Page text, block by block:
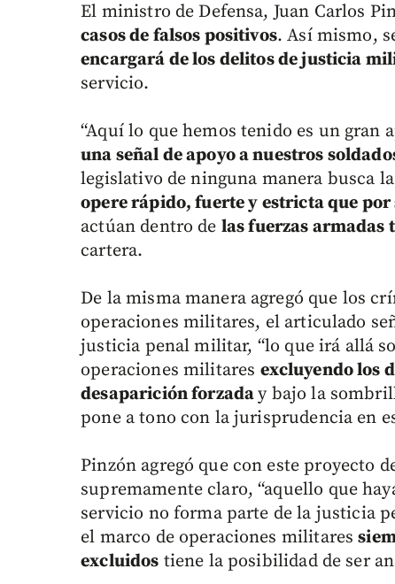
El ministro de Defensa, Juan Carlos
casos de falsos positivos. Así mismo,
encargará de los delitos de justicia
servicio.
“Aquí lo que hemos tenido es un gran
una señal de apoyo a nuestros
legislativo de ninguna manera busca
opere rápido, fuerte y estricta que por
actúan dentro de las fuerzas
cartera.
De la misma manera agregó que los
operaciones militares, el articulado
justicia penal militar, “lo que irá allá
operaciones militares excluyendo los
desaparición forzaday bajo la
pone a tono con la jurisprudencia en
Pinzón agregó que con este proyecto
supremamente claro, “aquello que
servicio no forma parte de la justicia
el marco de operaciones militares
excluidos tiene la posibilidad de ser